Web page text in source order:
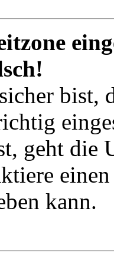
bist,
geht die
kann.